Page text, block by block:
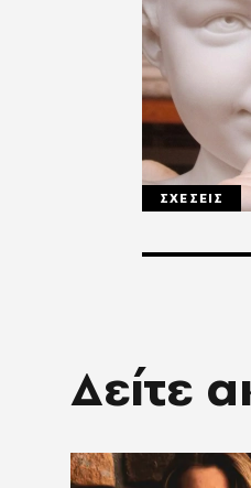
ΣΧΕΣΕΙΣ
Δείτε